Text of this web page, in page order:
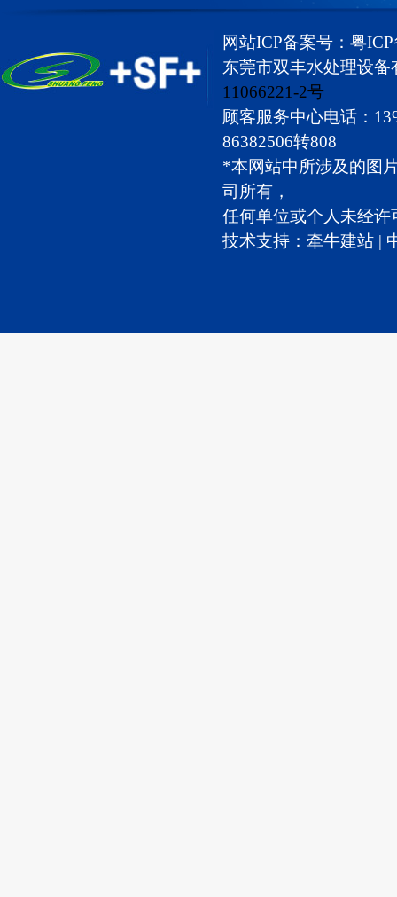
网站ICP备案号： 粤
东莞市双丰水处理设
11066221-2号
顾客服务中心电话：
86382506转808
*本网站中所涉及的图
司所有，
任何单位或个人未经
技术支持： 牵牛建站 |